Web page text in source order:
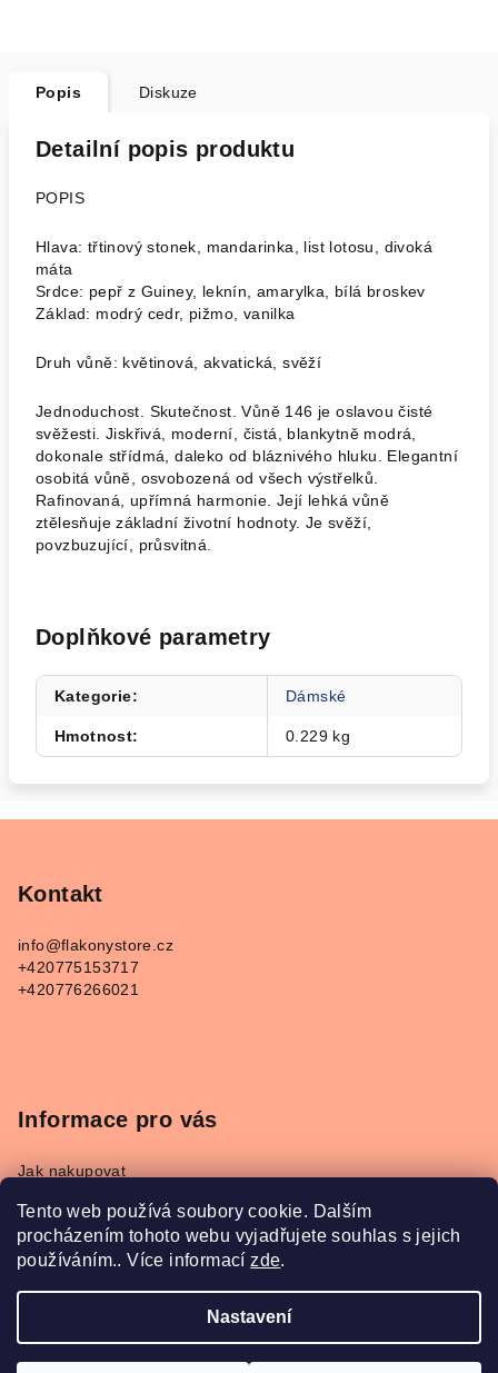
Tento web používá soubory cookie. Dalším
procházením tohoto webu vyjadřujete souhlas s jejich
používáním.. Více informacízde.
Nastavení
Popis Diskuze
Detailní popis produktu
POPIS
Hlava: třtinový stonek, mandarinka, list lotosu, divoká
máta
Srdce: pepř z Guiney, leknín, amarylka, bílá broskev
Základ: modrý cedr, pižmo, vanilka
Druh vůně: květinová, akvatická, svěží
Jednoduchost. Skutečnost. Vůně 146 je oslavou čisté
svěžesti. Jiskřivá, moderní, čistá, blankytně modrá,
dokonale střídmá, daleko od bláznivého hluku. Elegantní
osobitá vůně, osvobozená od všech výstřelků.
Rafinovaná, upřímná harmonie. Její lehká vůně
ztělesňuje základní životní hodnoty. Je svěží,
povzbuzující, průsvitná.
Doplňkové parametry
Kategorie: Dámské
Hmotnost: 0.229 kg
Kontakt
info@flakonystore.cz
+420775153717
+420776266021
Informace pro vás
Jak nakupovat
Podmínky ochrany osobních údajů
Napište nám